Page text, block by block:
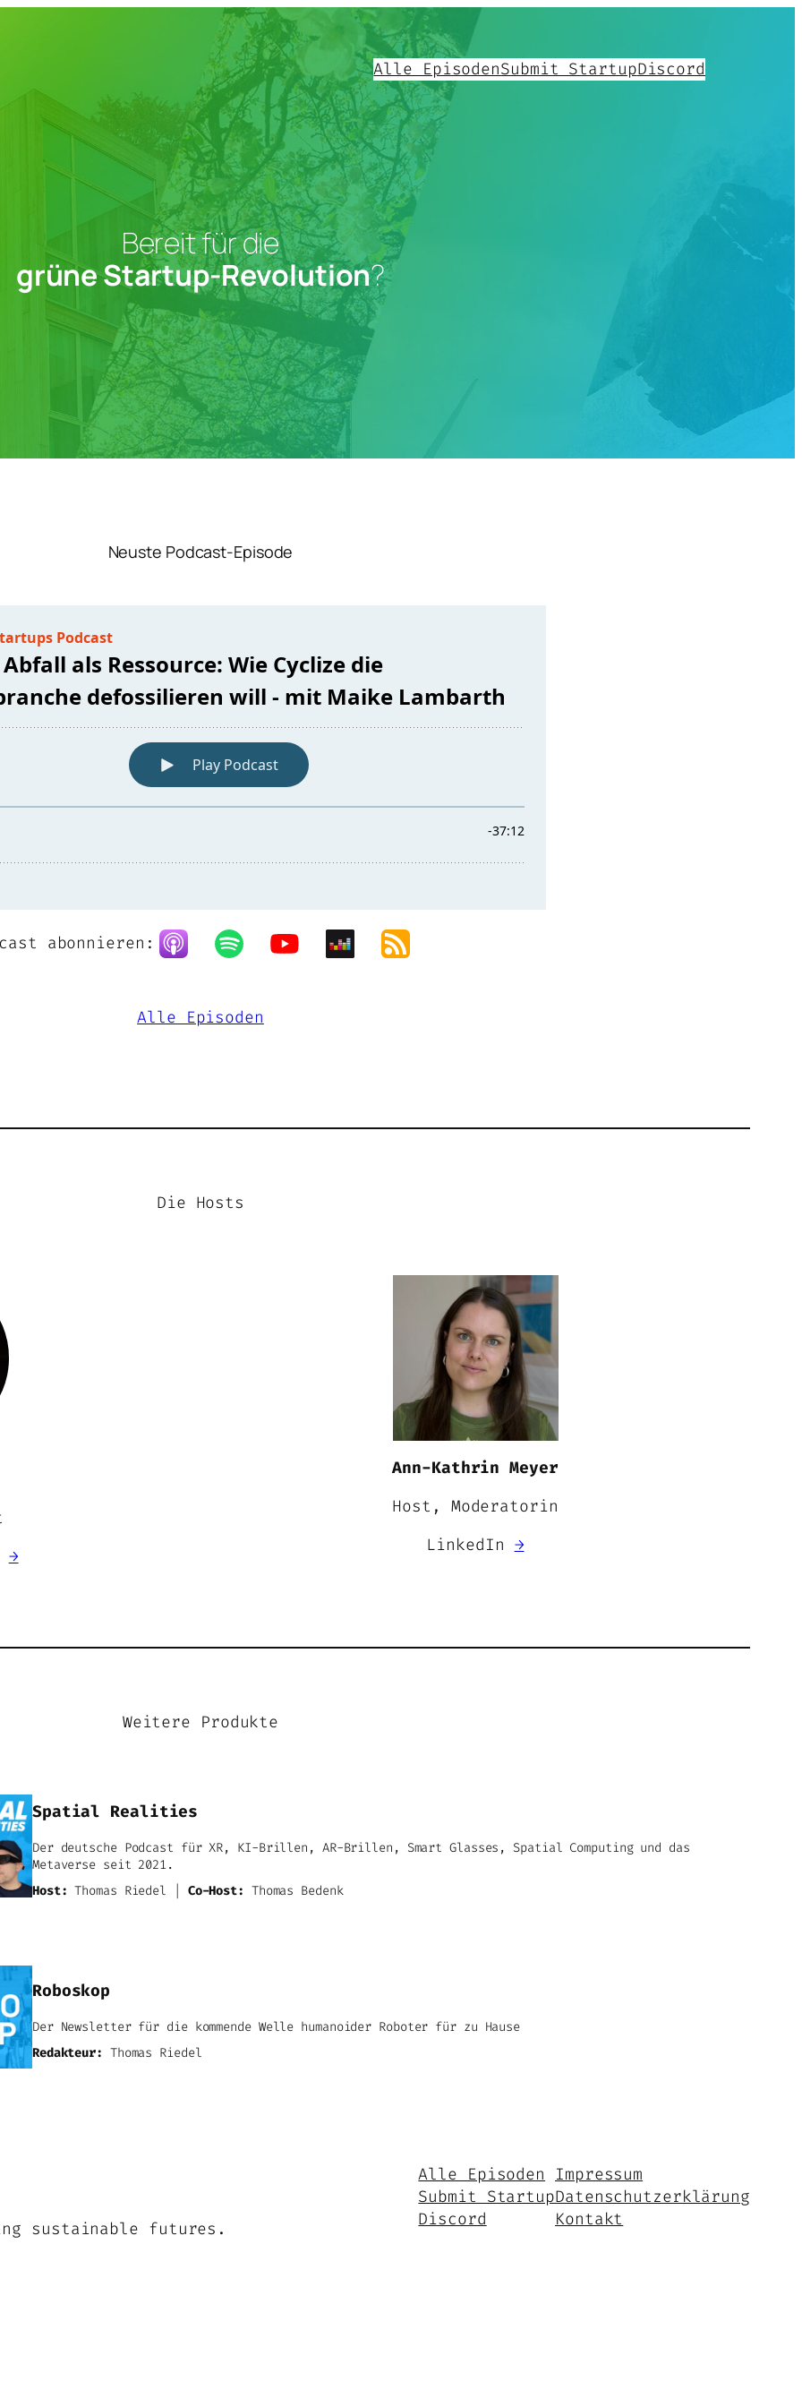
Alle EpisodenSubmit StartupDiscord
Bereit für die
grüne Startup-Revolution?
Neuste Podcast-Episode
abonnieren:
Alle Episoden
Die Hosts
→
Ann-Kathrin Meyer
Host, Moderatorin
LinkedIn →
Weitere Produkte
Spatial Realities
Der deutsche Podcast für XR, KI-Brillen, AR-Brillen, Smart Glasses, Spatial Computing und das
Metaverse seit 2021.
Host: Thomas Riedel | Co-Host: Thomas Bedenk
Roboskop
Der Newsletter für die kommende Welle humanoider Roboter für zu Hause
Redakteur: Thomas Riedel
sustainable futures.
Alle Episoden
Submit Startup
Discord
Impressum
Datenschutzerklärung
Kontakt